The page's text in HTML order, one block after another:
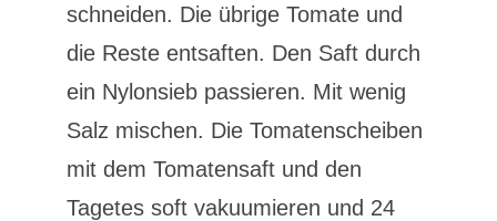
schneiden. Die übrige Tomate und
die Reste entsaften. Den Saft durch
ein Nylonsieb passieren. Mit wenig
Salz mischen. Die Tomatenscheiben
mit dem Tomatensaft und den
Tagetes soft vakuumieren und 24